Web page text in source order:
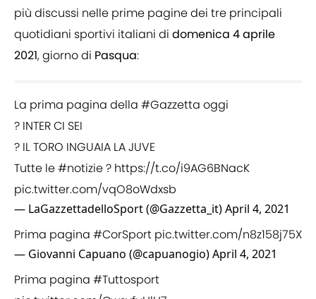
più discussi nelle prime pagine dei tre principali
quotidiani sportivi italiani di domenica 4 aprile
2021, giorno di Pasqua:
La prima pagina della #Gazzetta oggi
? INTER CI SEI
? IL TORO INGUAIA LA JUVE
Tutte le#notizie? https://t.co/i9AG6BNacK
pic.twitter.com/vqO8oWdxsb
— LaGazzettadelloSport (@Gazzetta_it)April 4, 2021
Prima pagina #CorSport pic.twitter.com/n8z158j75X
— Giovanni Capuano (@capuanogio)April 4, 2021
Prima pagina #Tuttosport